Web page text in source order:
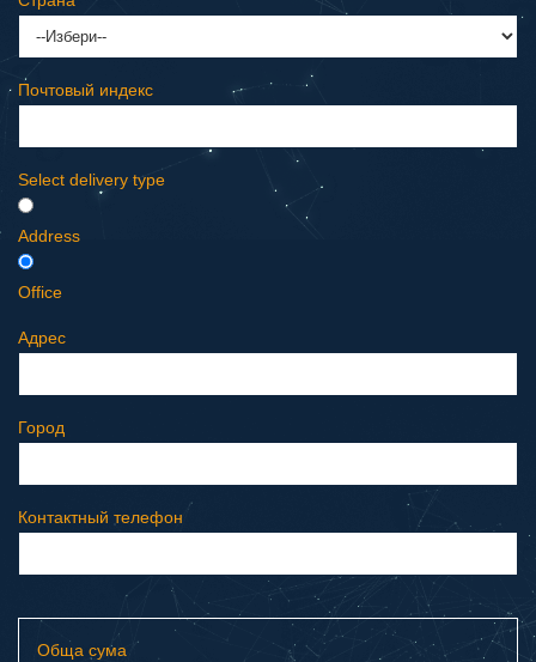
Почтовый индекс
Select delivery type
Address
Office
Адрес
Город
Контактный телефон
Обща сума